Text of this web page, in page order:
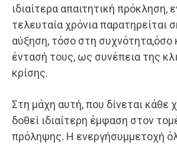
ιδιαίτερα απαιτητική πρόκληση,
τελευταία χρόνια παρατηρείται
αύξηση, τόσο στη συχνότητα,όσο
έντασή τους, ως συνέπεια της
κρίσης.
Στη μάχη αυτή, που δίνεται κάθε
δοθεί ιδιαίτερη έμφαση στον
πρόληψης. Η ενεργήσυμμετοχή